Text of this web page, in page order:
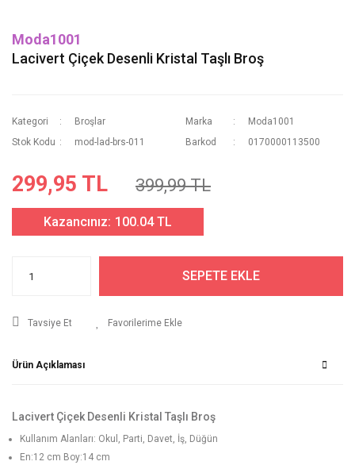
Moda1001
Lacivert Çiçek Desenli Kristal Taşlı Broş
Kategori Broşlar Marka
Moda1001
Stok Kodu
mod-lad-brs-011 Barkod 0170000113500
299,95 TL 399,99 TL
Kazancınız: 100.04 TL
SEPETE EKLE
Tavsiye Et
Ürün Açıklaması
Lacivert Çiçek Desenli Kristal Taşlı Broş
Kullanım Alanları: Okul, Parti, Davet, İş, Düğün
En:12 cm Boy:14 cm